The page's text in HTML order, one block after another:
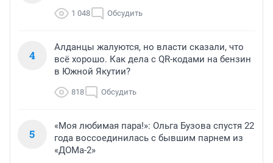
1 048 Обсудить
4
Алданцы жалуются, но власти сказали, что
всё хорошо. Как дела с QR-кодами на бензин
в Южной Якутии?
818 Обсудить
5
«Моя любимая пара!»: Ольга Бузова спустя 22
года воссоединилась с бывшим парнем из
«ДОМа-2»